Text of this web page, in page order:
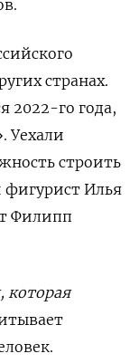
странах.
2022-го года,
Уехали
строить
фигурист Илья
Филипп
которая